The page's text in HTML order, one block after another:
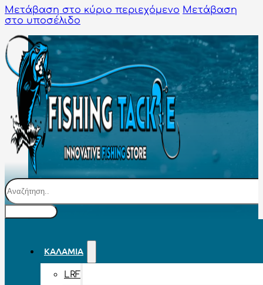
Μετάβαση στο κύριο περιεχόμενο Μετάβαση
στο υποσέλιδο
Αναζήτηση
ΚΑΛΆΜΙΑ
LRF